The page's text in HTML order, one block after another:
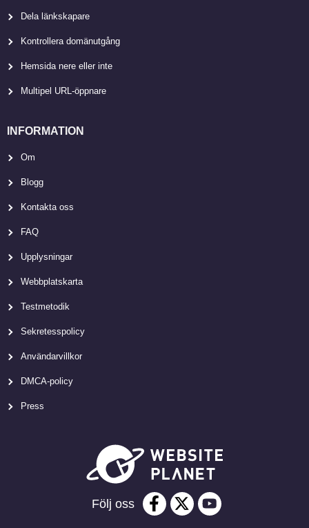
Dela länkskapare
Kontrollera domänutgång
Hemsida nere eller inte
Multipel URL-öppnare
INFORMATION
Om
Blogg
Kontakta oss
FAQ
Upplysningar
Webbplatskarta
Testmetodik
Sekretesspolicy
Användarvillkor
DMCA-policy
Press
Följ oss